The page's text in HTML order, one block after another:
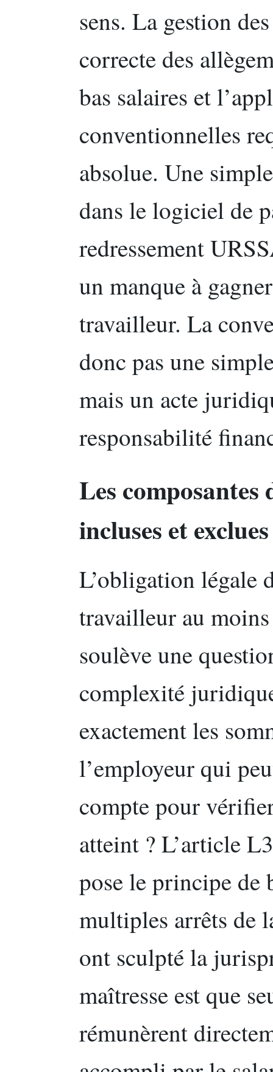
sens. La gestion
correcte des
bas salaires et
conventionnelles
absolue. Une
dans le logiciel de
redressement
un manque à
travailleur. La
donc pas une
mais un acte
responsabilité
Les
incluses et
L’obligation légale
travailleur au
soulève une
complexité
exactement les
l’employeur qui
compte pour
atteint ? L’article
pose le principe de
multiples arrêts de
ont sculpté la
maîtresse est que
rémunèrent